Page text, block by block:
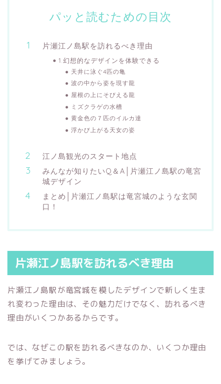
パッと読むための目次
片瀬江ノ島駅を訪れるべき理由
1.幻想的なデザインを体験できる
天井に泳ぐ4匹の亀
波の中から姿を現す龍
屋根の上にそびえる龍
ミズクラゲの水槽
黄金色の７匹のイルカ達
浮かび上がる天女の姿
江ノ島観光のスタート地点
みんなが知りたいQ＆A│片瀬江ノ島駅の竜宮
城デザイン
まとめ│片瀬江ノ島駅は竜宮城のような玄関
口！
片瀬江ノ島駅を訪れるべき理由
片瀬江ノ島駅が竜宮城を模したデザインで新しく生ま
れ変わった理由は、その魅力だけでなく、訪れるべき
理由がいくつかあるからです。
では、なぜこの駅を訪れるべきなのか、いくつか理由
を挙げてみましょう。